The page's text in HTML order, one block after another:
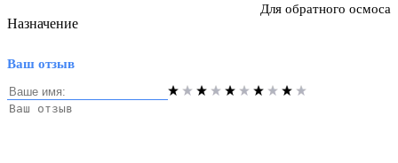
Назначение
Для обратного осмоса
Ваш отзыв